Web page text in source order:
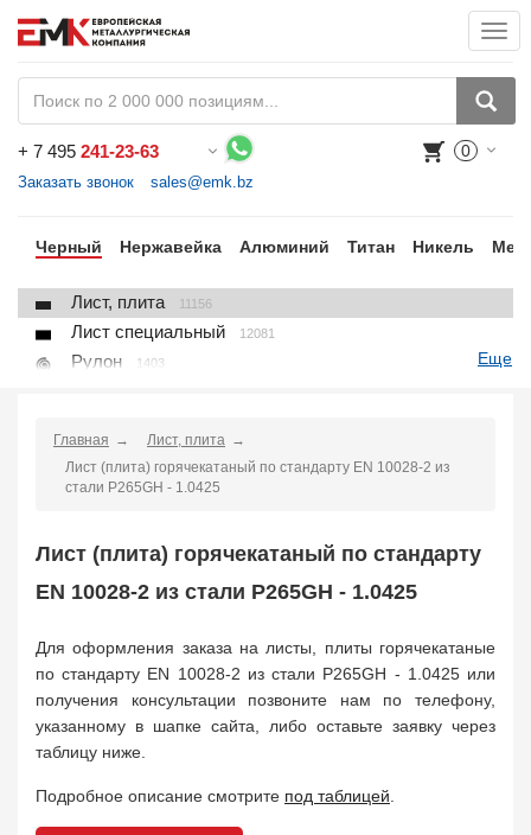
+ 7 495 241-23-63
Заказать звонок sales@emk.bz
0
Черный Нержавейка Алюминий Титан Никель
Лист, плита 11156
Лист специальный 12081
Рулон 1403
Полоса 10866
Шестигранник 71
Поковка 120
Балка двутавровая 817
Швеллер
Уголок
Рельсы
Заказать в 1 клик
Еще
Главная
Лист, плита
Лист (плита) горячекатаный по стандарту EN 10028-2 из
стали P265GH - 1.0425
Лист (плита) горячекатаный по стандарту
EN 10028-2 из стали P265GH - 1.0425
Для оформления заказа на листы, плиты горячекатаные
по стандарту EN 10028-2 из стали P265GH - 1.0425 или
получения консультации позвоните нам по телефону,
указанному в шапке сайта, либо оставьте заявку через
таблицу ниже.
Подробное описание смотрите под таблицей